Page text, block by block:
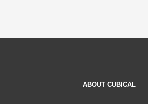
ABOUT CUBICAL